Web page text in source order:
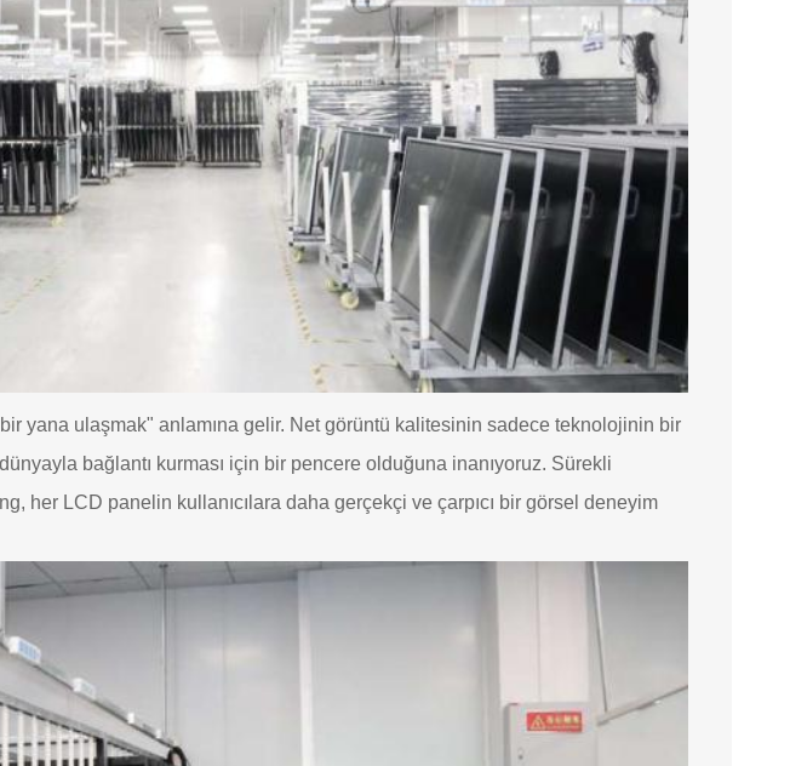
yana ulaşmak" anlamına gelir. Net görüntü kalitesinin sadece teknolojinin bir
bağlantı kurması için bir pencere olduğuna inanıyoruz. Sürekli
her LCD panelin kullanıcılara daha gerçekçi ve çarpıcı bir görsel deneyim